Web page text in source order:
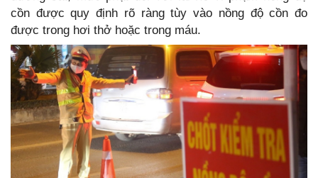
cồn được quy định rõ ràng tùy vào nồng độ cồn đo
được trong hơi thở hoặc trong máu.